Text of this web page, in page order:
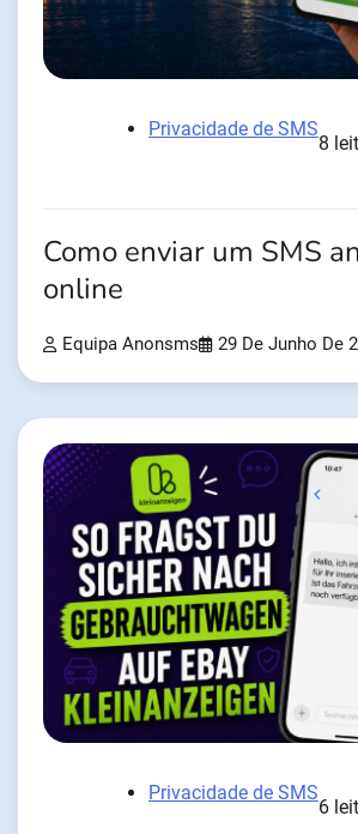
Privacidade de SMS
8
Como enviar um SMS
online
Equipa Anonsms 29 De Junho De
Privacidade de SMS
6